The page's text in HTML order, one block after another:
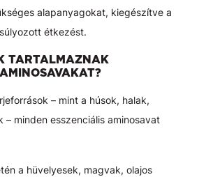
alapanyagokat, kiegészítve a
étkezést.
TARTALMAZNAK
– mint a húsok, halak,
– minden esszenciális aminosavat
a hüvelyesek, magvak, olajos